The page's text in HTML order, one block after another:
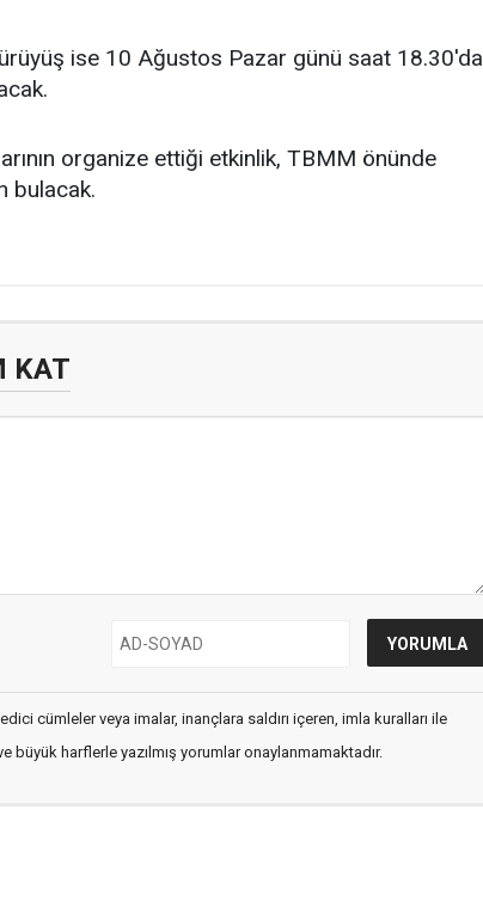
ise 10 Ağustos Pazar günü saat 18.30'da
organize ettiği etkinlik, TBMM önünde
bulacak.
KAT
cümleler veya imalar, inançlara saldırı içeren, imla kuralları ile
büyük harflerle yazılmış yorumlar onaylanmamaktadır.